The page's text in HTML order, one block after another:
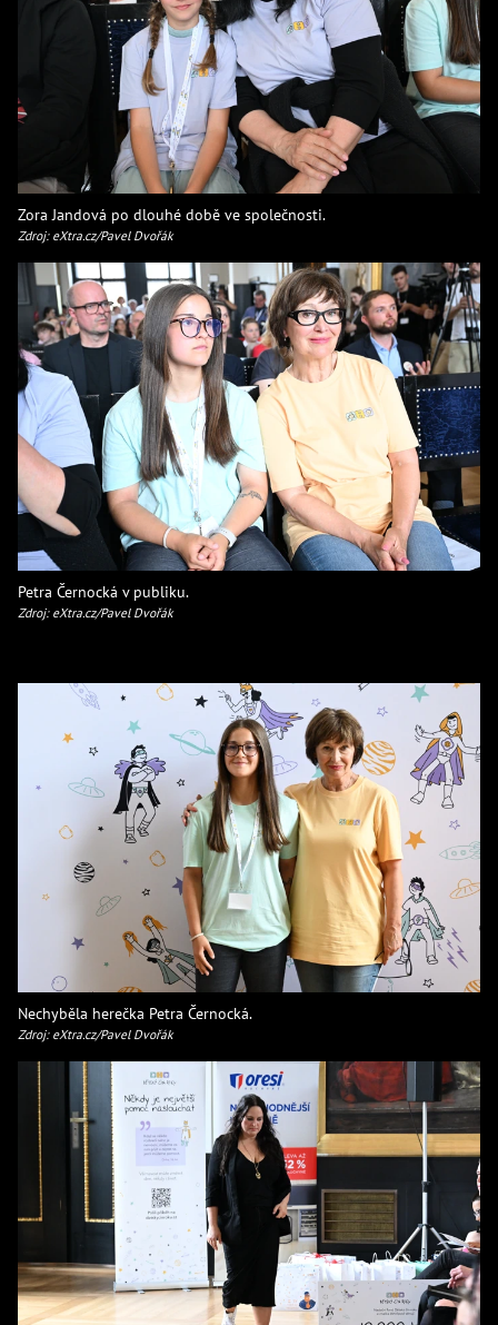
Zora Jandová po dlouhé době ve společnosti.
Zdroj: eXtra.cz/Pavel Dvořák
Petra Černocká v publiku.
Zdroj: eXtra.cz/Pavel Dvořák
Nechyběla herečka Petra Černocká.
Zdroj: eXtra.cz/Pavel Dvořák